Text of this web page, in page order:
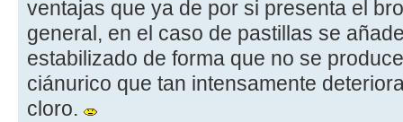
ventajas que ya de por si presenta el
general, en el caso de pastillas se
estabilizado de forma que no se
ciánurico que tan intensamente
cloro.